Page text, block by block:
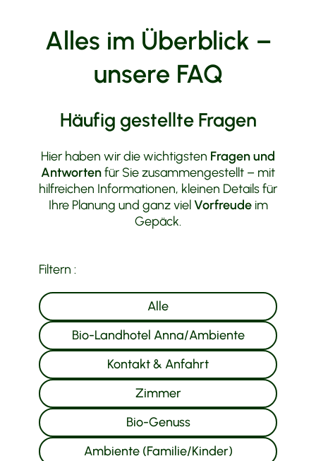
Alles im Überblick –
unsere FAQ
Häufig gestellte Fragen
Hier haben wir die wichtigsten Fragen und
Antwortenfür Sie zusammengestellt – mit
hilfreichen Informationen, kleinen Details für
Ihre Planung und ganz vielVorfreudeim
Gepäck.
Filtern :
Alle
Bio-Landhotel Anna/Ambiente
Kontakt & Anfahrt
Zimmer
Bio-Genuss
Ambiente (Familie/Kinder)